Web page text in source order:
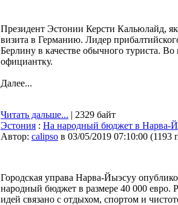
Президент Эстонии Керсти Кальюлайд,
визита в Германию. Лидер
Берлину в качестве обычного туриста.
официантку.
Далее...
Читать дальше... | 2329 байт
Эстония : На народный бюджет в Нарва-
Автор: calipso в 03/05/2019 07:10:00 (1193
Городская управа Нарва-Йыэсуу
народный бюджет в размере 40 000 евро.
идей связано с отдыхом, спортом и